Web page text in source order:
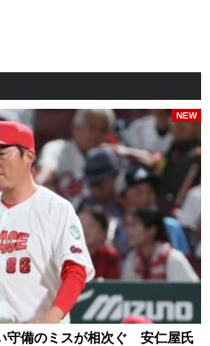
守備のミスが相次ぐ 安仁屋氏
NEW